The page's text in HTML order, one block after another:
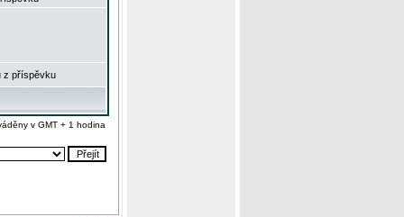
z příspěvku
v GMT + 1 hodina